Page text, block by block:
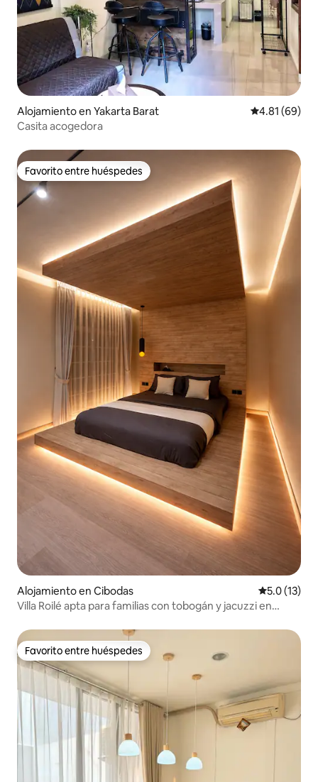
Alojamiento en Yakarta Barat Calificación
4.81 (69)
Casita acogedora
Favorito entre huéspedes
Favorito entre huéspedes
Alojamiento en Cibodas Calificación
5.0 (13)
Villa Roilé apta para familias con tobogán y jacuzzi en
Favorito entre huéspedes
Favorito entre huéspedes